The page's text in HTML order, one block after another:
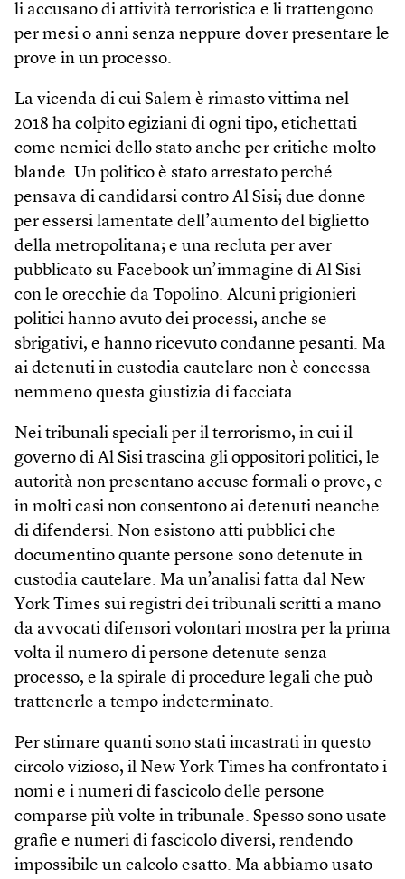
li accusano di attività terroristica e li trattengono
per mesi o anni senza neppure dover presentare le
prove in un processo.
La vicenda di cui Salem è rimasto vittima nel
2018 ha colpito egiziani di ogni tipo, etichettati
come nemici dello stato anche per critiche molto
blande. Un politico è stato arrestato perché
pensava di candidarsi contro Al Sisi; due donne
per essersi lamentate dell’aumento del biglietto
della metropolitana; e una recluta per aver
pubblicato su Facebook un’immagine di Al Sisi
con le orecchie da Topolino. Alcuni prigionieri
politici hanno avuto dei processi, anche se
sbrigativi, e hanno ricevuto condanne pesanti. Ma
ai detenuti in custodia cautelare non è concessa
nemmeno questa giustizia di facciata.
Nei tribunali speciali per il terrorismo, in cui il
governo di Al Sisi trascina gli oppositori politici, le
autorità non presentano accuse formali o prove, e
in molti casi non consentono ai detenuti neanche
di difendersi. Non esistono atti pubblici che
documentino quante persone sono detenute in
custodia cautelare. Ma un’analisi fatta dal New
York Times sui registri dei tribunali scritti a mano
da avvocati difensori volontari mostra per la prima
volta il numero di persone detenute senza
processo, e la spirale di procedure legali che può
trattenerle a tempo indeterminato.
Per stimare quanti sono stati incastrati in questo
circolo vizioso, il New York Times ha confrontato i
nomi e i numeri di fascicolo delle persone
comparse più volte in tribunale. Spesso sono usate
grafie e numeri di fascicolo diversi, rendendo
impossibile un calcolo esatto. Ma abbiamo usato